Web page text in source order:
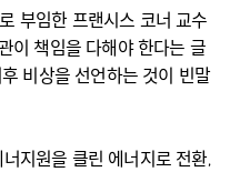
부임한 프랜시스 코너 교수
이 책임을 다해야 한다는 글
비상을 선언하는 것이 빈말
지원을 클린 에너지로 전환,